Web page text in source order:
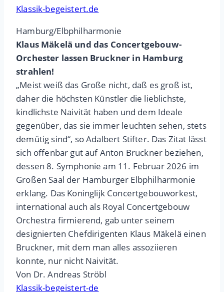
Klassik-begeistert.de
Hamburg/Elbphilharmonie
Klaus Mäkelä und das Concertgebouw-
Orchester lassen Bruckner in Hamburg
strahlen!
„Meist weiß das Große nicht, daß es groß ist,
daher die höchsten Künstler die lieblichste,
kindlichste Naivität haben und dem Ideale
gegenüber, das sie immer leuchten sehen, stets
demütig sind“, so Adalbert Stifter. Das Zitat lässt
sich offenbar gut auf Anton Bruckner beziehen,
dessen 8. Symphonie am 11. Februar 2026 im
Großen Saal der Hamburger Elbphilharmonie
erklang. Das Koninglijk Concertgebouworkest,
international auch als Royal Concertgebouw
Orchestra firmierend, gab unter seinem
designierten Chefdirigenten Klaus Mäkelä einen
Bruckner, mit dem man alles assoziieren
konnte, nur nicht Naivität.
Von Dr. Andreas Ströbl
Klassik-begeistert-de